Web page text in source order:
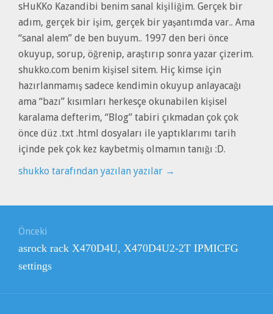
sHuKKo Kazandibi benim sanal kişiliğim. Gerçek bir
adım, gerçek bir işim, gerçek bir yaşantımda var.. Ama
“sanal alem” de ben buyum.. 1997 den beri önce
okuyup, sorup, öğrenip, araştırıp sonra yazar çizerim.
shukko.com benim kişisel sitem. Hiç kimse için
hazırlanmamış sadece kendimin okuyup anlayacağı
ama “bazı” kısımları herkesçe okunabilen kişisel
karalama defterim, “Blog” tabiri çıkmadan çok çok
önce düz .txt .html dosyaları ile yaptıklarımı tarih
içinde pek çok kez kaybetmiş olmamın tanığı :D.
shukko tarafından yazılan yazılar →
gezinmesi
Önceki
Önceki
yazı:
asrock rack X470D4U, X470D4U2-2T IPMICFG
settings